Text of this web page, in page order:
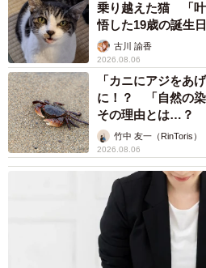
乗り越えた猫 「叶
悟した19歳の誕生
古川 諭香
2026.08.06
「カニにアジをあ
に！？ 「自然の
その理由とは…？
竹中 友一（RinToris）
2026.08.06